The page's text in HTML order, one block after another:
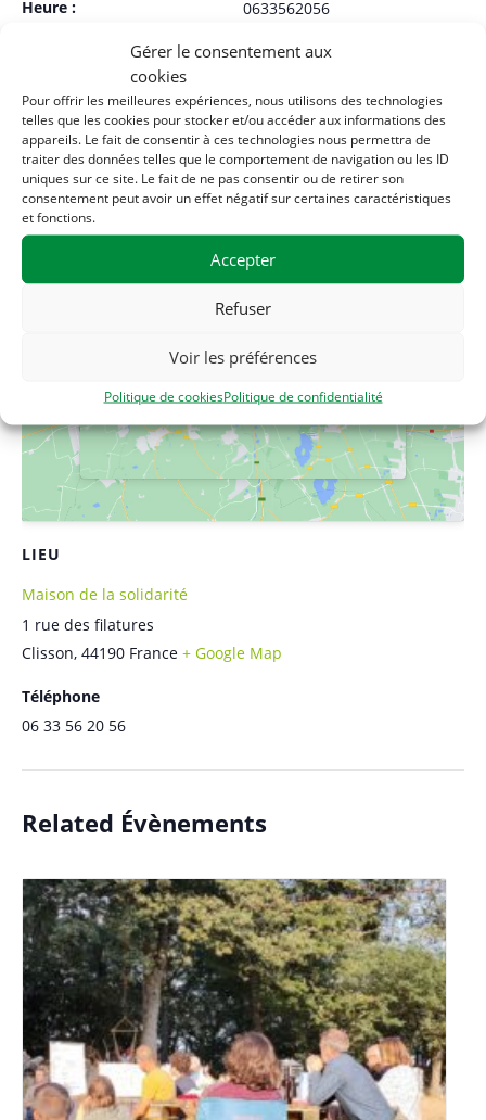
Gérer le consentement aux
cookies
Pour offrir les meilleures expériences, nous utilisons des technologies
telles que les cookies pour stocker et/ou accéder aux informations des
appareils. Le fait de consentir à ces technologies nous permettra de
traiter des données telles que le comportement de navigation ou les ID
uniques sur ce site. Le fait de ne pas consentir ou de retirer son
consentement peut avoir un effet négatif sur certaines caractéristiques
et fonctions.
Accepter
Refuser
Voir les préférences
Politique de cookiesPolitique de confidentialité
Heure :
Catégories d’Évènement:
Autres,Pote Âgé,Sorties
nature
0633562056
E-mail
Voir le site Organisateur
LIEU
Maison de la solidarité
1 rue des filatures
Clisson, 44190 France + Google Map
Téléphone
06 33 56 20 56
Cliquez pour accepter les cookies
marketing et activer ce contenu
Cliquez pour accepter les cookies
marketing et activer ce contenu
Related Évènements